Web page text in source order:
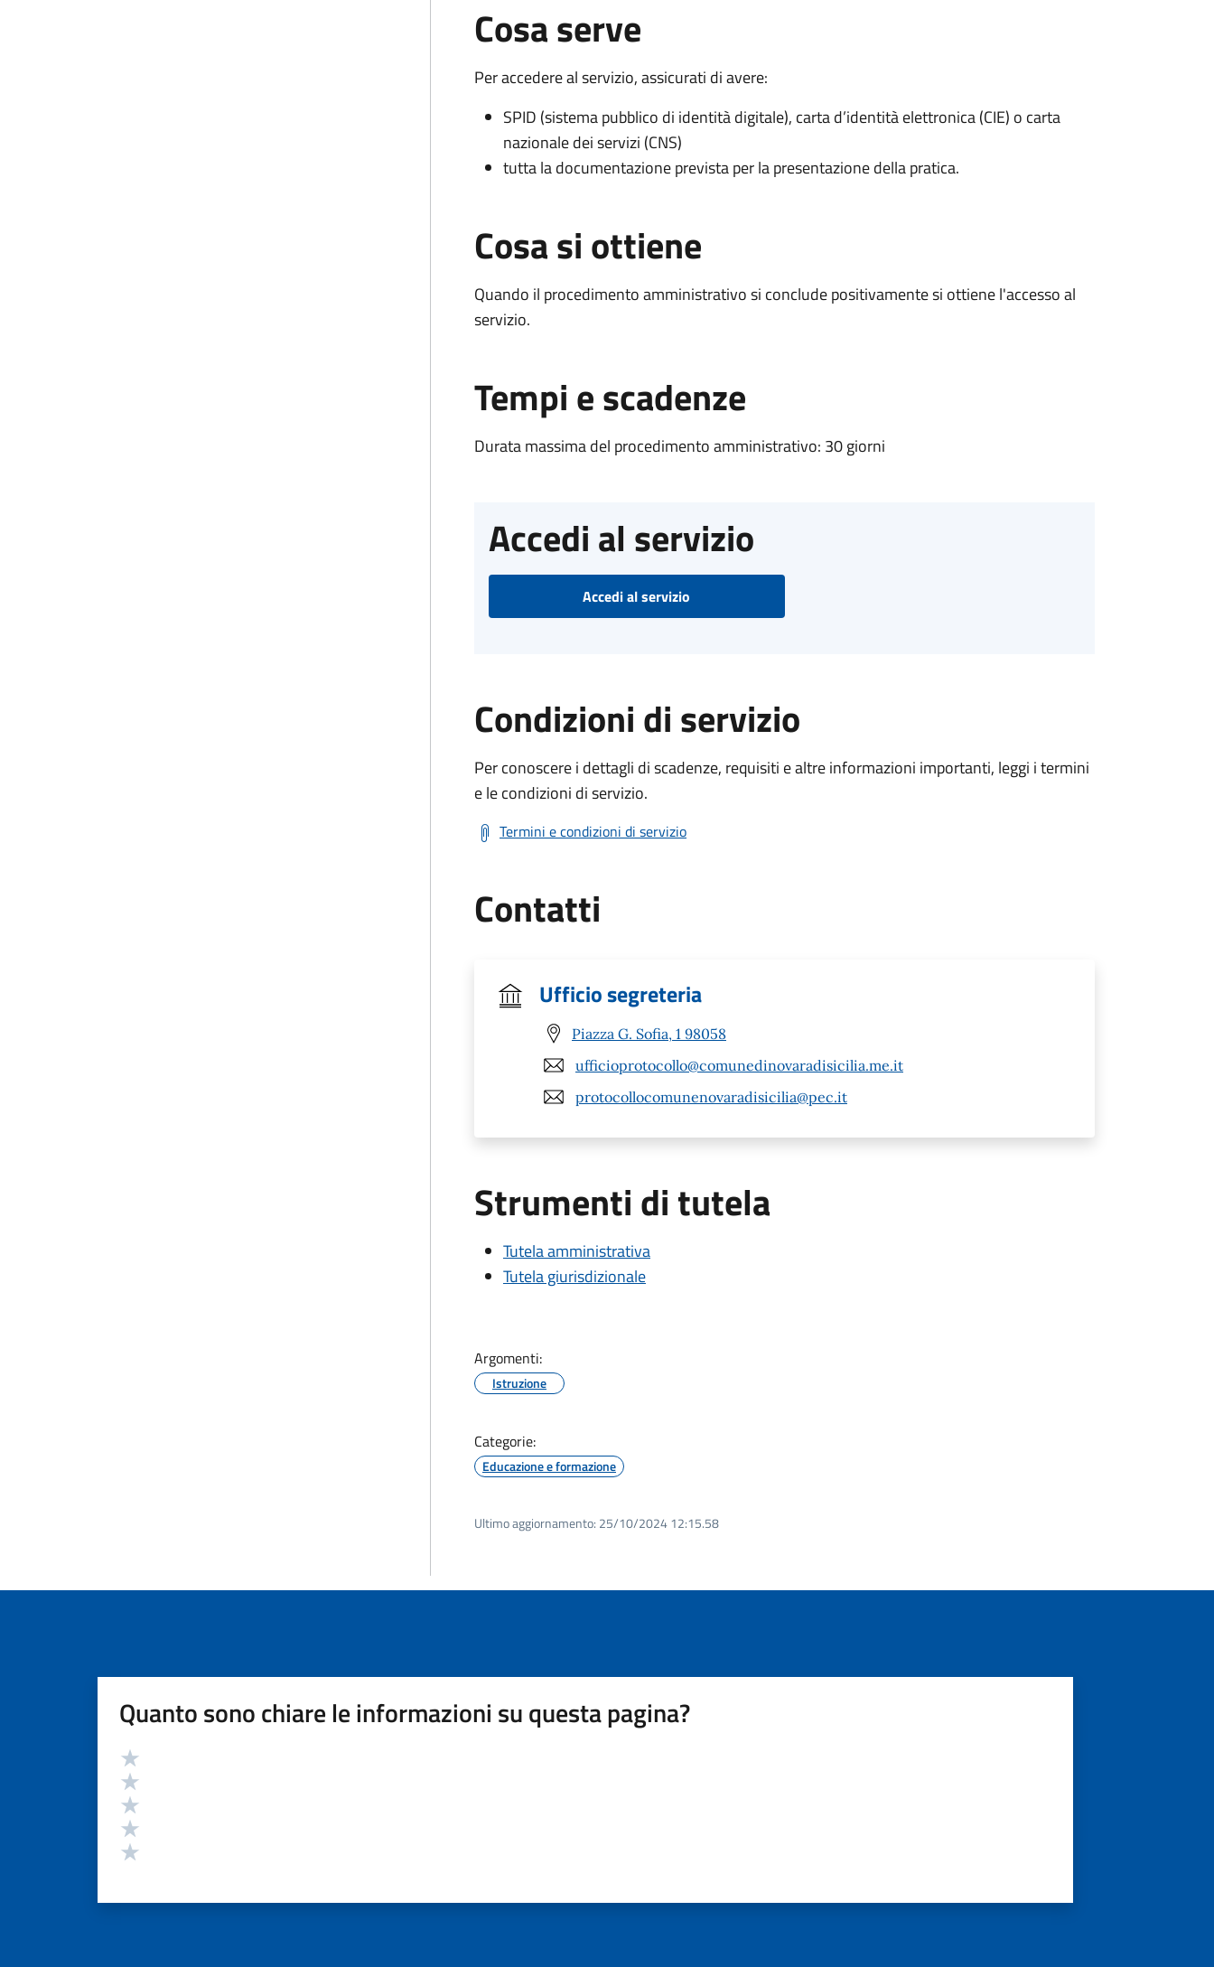
Cosa serve
Per accedere al servizio, assicurati di avere:
SPID (sistema pubblico di identità digitale), carta d’identità elettronica (CIE) o carta
nazionale dei servizi (CNS)
tutta la documentazione prevista per la presentazione della pratica.
Cosa si ottiene
Quando il procedimento amministrativo si conclude positivamente si ottiene l'accesso al
servizio.
Tempi e scadenze
Durata massima del procedimento amministrativo: 30 giorni
Accedi al servizio
Accedi al servizio
Condizioni di servizio
Per conoscere i dettagli di scadenze, requisiti e altre informazioni importanti, leggi i termini
e le condizioni di servizio.
Termini e condizioni di servizio
Contatti
Ufficio segreteria
Piazza G. Sofia, 1 98058
ufficioprotocollo@comunedinovaradisicilia.me.it
protocollocomunenovaradisicilia@pec.it
Strumenti di tutela
Tutela amministrativa
Tutela giurisdizionale
Argomenti:
Istruzione
Categorie:
Educazione e formazione
Ultimo aggiornamento: 25/10/2024 12:15.58
Quanto sono chiare le informazioni su questa pagina?
Valutazione